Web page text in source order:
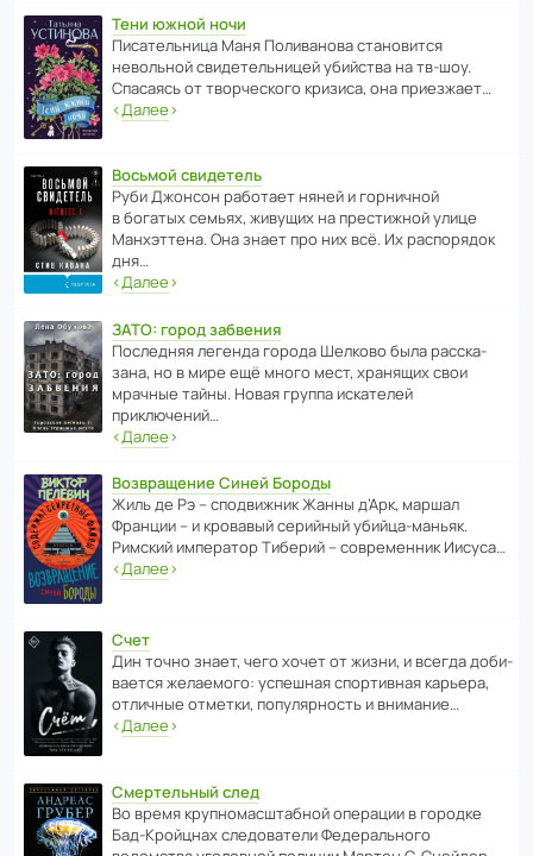
Тени южной ночи
Писа­тель­ница Маня Поли­ва­нова стано­вится
невольной свиде­тель­ницей убийства на тв-шоу.
Спасаясь от твор­че­с­кого кризиса, она приезжает…
‹Далее›
Восьмой свидетель
Руби Джонсон рабо­тает няней и горни­чной
в богатых семьях, живущих на прес­ти­жной улице
Манх­эт­тена. Она знает про них всё. Их распо­рядок
дня…
‹Далее›
ЗАТО: город забвения
После­дняя легенда города Шелково была расска­
зана, но в мире ещё много мест, хранящих свои
мрачные тайны. Новая группа иска­телей
приключений…
‹Далее›
Возвращение Синей Бороды
Жиль де Рэ – спод­ви­жник Жанны д’Арк, маршал
Франции – и кровавый серийный убийца-маньяк.
Римский импе­ратор Тиберий – совре­менник Иисуса…
‹Далее›
Счет
Дин точно знает, чего хочет от жизни, и всегда доби­
ва­ется жела­е­мого: успе­шная спор­ти­вная карьера,
отли­чные отметки, попу­ля­р­ность и внимание…
‹Далее›
Смертельный след
Во время круп­но­мас­ш­та­бной операции в городке
Бад‑Крой­цнах следо­ва­тели Феде­раль­ного